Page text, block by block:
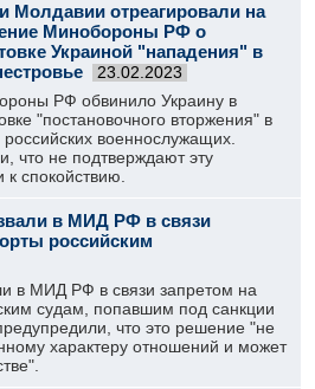
Молдавии отреагировали на
Минобороны РФ о
Украиной "нападения" в
23.02.2023
РФ обвинило Украину в
"постановочного вторжения" в
военнослужащих.
что не подтверждают эту
спокойствию.
в МИД РФ в связи
российским
в МИД РФ в связи запретом на
судам, попавшим под санкции
что это решение "не
характеру отношений и может